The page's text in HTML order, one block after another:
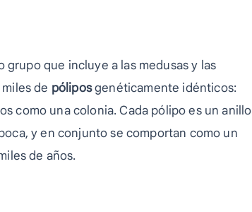
que incluye a las medusas y las
de póliposgenéticamente idénticos:
como una colonia. Cada pólipo es un anillo
y en conjunto se comportan como un
de años.